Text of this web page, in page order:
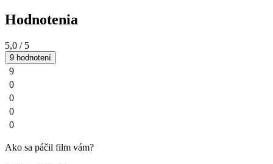
Hodnotenia
5,0 / 5
9 hodnotení
9
0
0
0
0
Ako sa páčil film vám?